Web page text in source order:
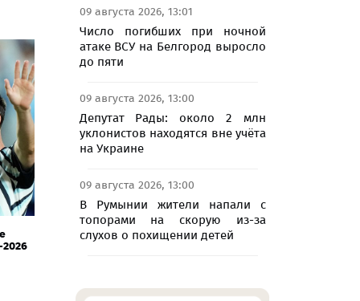
09 августа 2026, 13:01
Число погибших при ночной
атаке ВСУ на Белгород выросло
до пяти
09 августа 2026, 13:00
Депутат Рады: около 2 млн
уклонистов находятся вне учёта
на Украине
09 августа 2026, 13:00
В Румынии жители напали с
топорами на скорую из-за
слухов о похищении детей